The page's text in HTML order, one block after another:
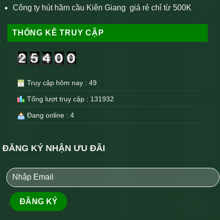
Công ty hút hầm cầu Kiên Giang giá rẻ chỉ từ 500K
THỐNG KÊ TRUY CẬP
Truy cập hôm nay : 49
Tổng lượt truy cập : 131932
Đang online : 4
ĐĂNG KÝ NHẬN ƯU ĐÃI